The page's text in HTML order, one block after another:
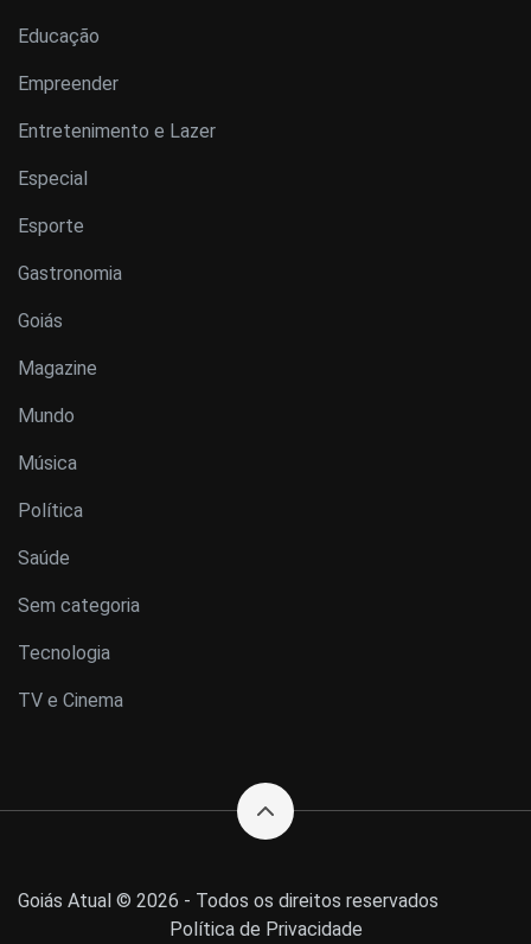
Educação
Empreender
Entretenimento e Lazer
Especial
Esporte
Gastronomia
Goiás
Magazine
Mundo
Música
Política
Saúde
Sem categoria
Tecnologia
TV e Cinema
Goiás Atual © 2026 - Todos os direitos reservados
Política de Privacidade